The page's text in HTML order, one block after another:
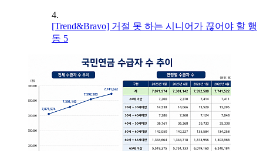
4.
[Trend&Bravo] 거절 못 하는 시니어가 끊어야 할 행
동 5